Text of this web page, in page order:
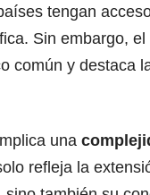
tengan
Sin embargo,
común y destaca
una
refleja la